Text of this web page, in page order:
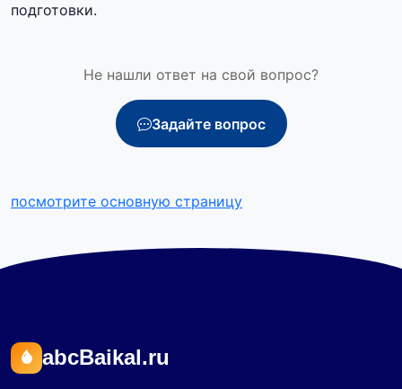
подготовки.
Не нашли ответ на свой вопрос?
Задайте вопрос
посмотрите основную страницу
abcBaikal.ru